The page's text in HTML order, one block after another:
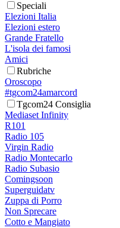
Speciali
Elezioni Italia
Elezioni estero
Grande Fratello
L'isola dei famosi
Amici
Rubriche
Oroscopo
#tgcom24amarcord
Tgcom24 Consiglia
Mediaset Infinity
R101
Radio 105
Virgin Radio
Radio Montecarlo
Radio Subasio
Comingsoon
Superguidatv
Zuppa di Porro
Non Sprecare
Cotto e Mangiato